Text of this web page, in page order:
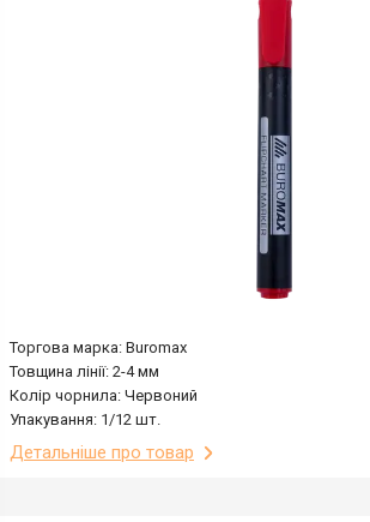
Торгова марка: Buromax
Товщина лінії: 2-4 мм
Колір чорнила: Червоний
Упакування: 1/12 шт.
Детальніше про товар